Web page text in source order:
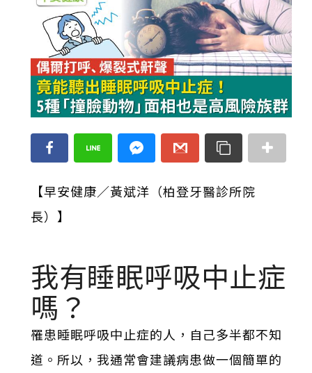
【早安健康／黃斌洋（柏登牙醫診所院
長）】
我有睡眠呼吸中止症
嗎？
罹患睡眠呼吸中止症的人，自己多半都不知
道。所以，我通常會建議病患做一個簡單的